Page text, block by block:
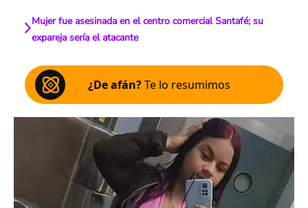
Mujer fue asesinada en el centro comercial Santafé; su
expareja sería el atacante
¿De afán?Te lo resumimos